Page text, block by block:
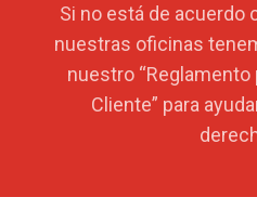
Si no está de acuerdo
nuestras oficinas
nuestro “Reglamento
Cliente” para